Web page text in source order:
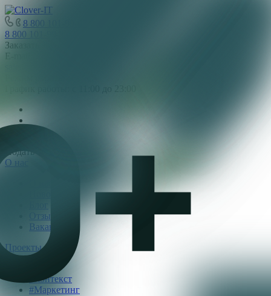
8 800 101-99-87
8 800 101-99-87
Заказать звонок
E-mail
Подать заявку
О нас
Отзывы
Вакансии
Проекты
#Контекст
#Маркетинг